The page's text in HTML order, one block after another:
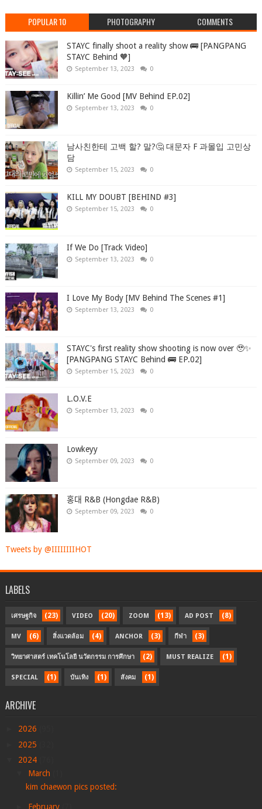
POPULAR 10 PHOTOGRAPHY COMMENTS
STAYC finally shoot a reality show 🚌 [PANGPANG
STAYC Behind 🧡]
September 13, 2023 0
Killin’ Me Good [MV Behind EP.02]
September 13, 2023 0
남사친한테 고백 할? 말?🤔 대문자 F 과몰입 고민상
담
September 15, 2023 0
KILL MY DOUBT [BEHIND #3]
September 15, 2023 0
If We Do [Track Video]
September 13, 2023 0
I Love My Body [MV Behind The Scenes #1]
September 13, 2023 0
STAYC's first reality show shooting is now over 🥹✨
[PANGPANG STAYC Behind 🚌 EP.02]
September 15, 2023 0
L.O.V.E
September 13, 2023 0
Lowkeyy
September 09, 2023 0
홍대 R&B (Hongdae R&B)
September 09, 2023 0
Tweets by @IIIIIIIIHOT
LABELS
เศรษฐกิจ (23) VIDEO (20) ZOOM (13) AD POST (8)
MV (6) สิ่งแวดล้อม (4) ANCHOR (3) กีฬา (3)
วิทยาศาสตร์ เทคโนโลยี นวัตกรรม การศึกษา (2) MUST REALIZE (1)
SPECIAL (1) บันเทิง (1) สังคม (1)
ARCHIVE
2026
2025
2024
March
kim chaewon pics posted:
February